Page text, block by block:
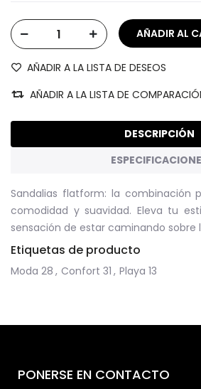
AÑADIR A LA LISTA DE DESEOS
AÑADIR A LA LISTA DE
DESCRIPCIÓN
Sandalias flatform: la combinación
comodidad y suavidad. Eleva tu
sensación de estar caminando sobre
Etiquetas de producto
Moda 28 , Confort 31 , Playa 13
PONERSE EN CONTACTO